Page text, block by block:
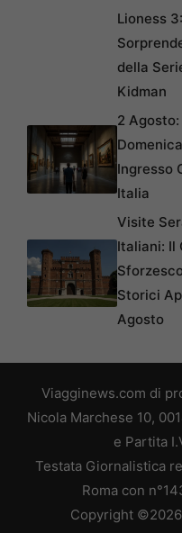
Lioness
della
Kidman
2
Ingresso
Italia
Visite
Italiani: Il
Storici
Agosto
Viagginews.com di
Nicola Marchese 10,
e Partita
Testata Giornalistica
Roma con
Copyright